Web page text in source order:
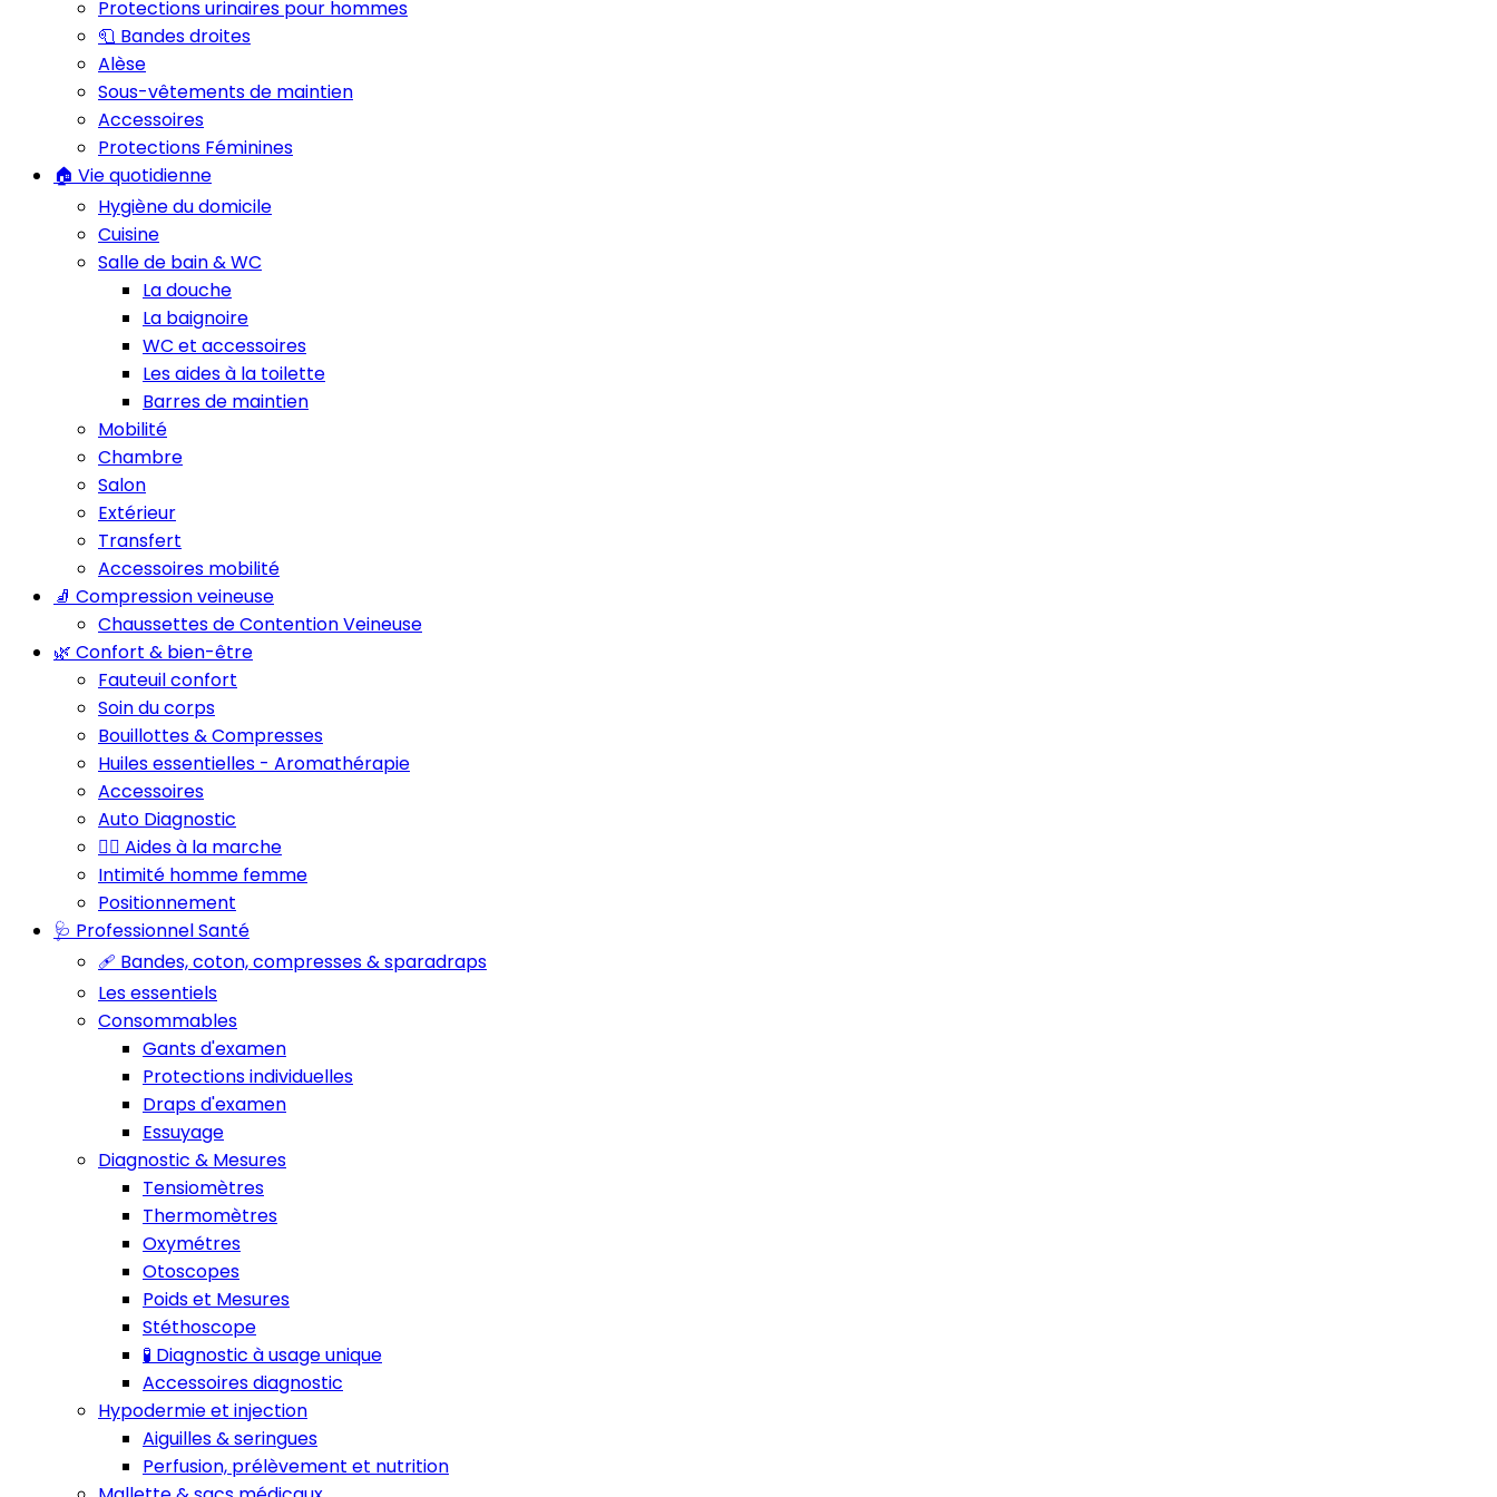
Protections urinaires pour hommes
🧻 Bandes droites
Alèse
Sous-vêtements de maintien
Accessoires
Protections Féminines
🏠 Vie quotidienne
Hygiène du domicile
Cuisine
Salle de bain & WC
La douche
La baignoire
WC et accessoires
Les aides à la toilette
Barres de maintien
Mobilité
Chambre
Salon
Extérieur
Transfert
Accessoires mobilité
🧦 Compression veineuse
Chaussettes de Contention Veineuse
🌿 Confort & bien-être
Fauteuil confort
Soin du corps
Bouillottes & Compresses
Huiles essentielles - Aromathérapie
Accessoires
Auto Diagnostic
🚶‍♂️ Aides à la marche
Intimité homme femme
Positionnement
🩺 Professionnel Santé
🩹 Bandes, coton, compresses & sparadraps
Les essentiels
Consommables
Gants d'examen
Protections individuelles
Draps d'examen
Essuyage
Diagnostic & Mesures
Tensiomètres
Thermomètres
Oxymétres
Otoscopes
Poids et Mesures
Stéthoscope
🧪 Diagnostic à usage unique
Accessoires diagnostic
Hypodermie et injection
Aiguilles & seringues
Perfusion, prélèvement et nutrition